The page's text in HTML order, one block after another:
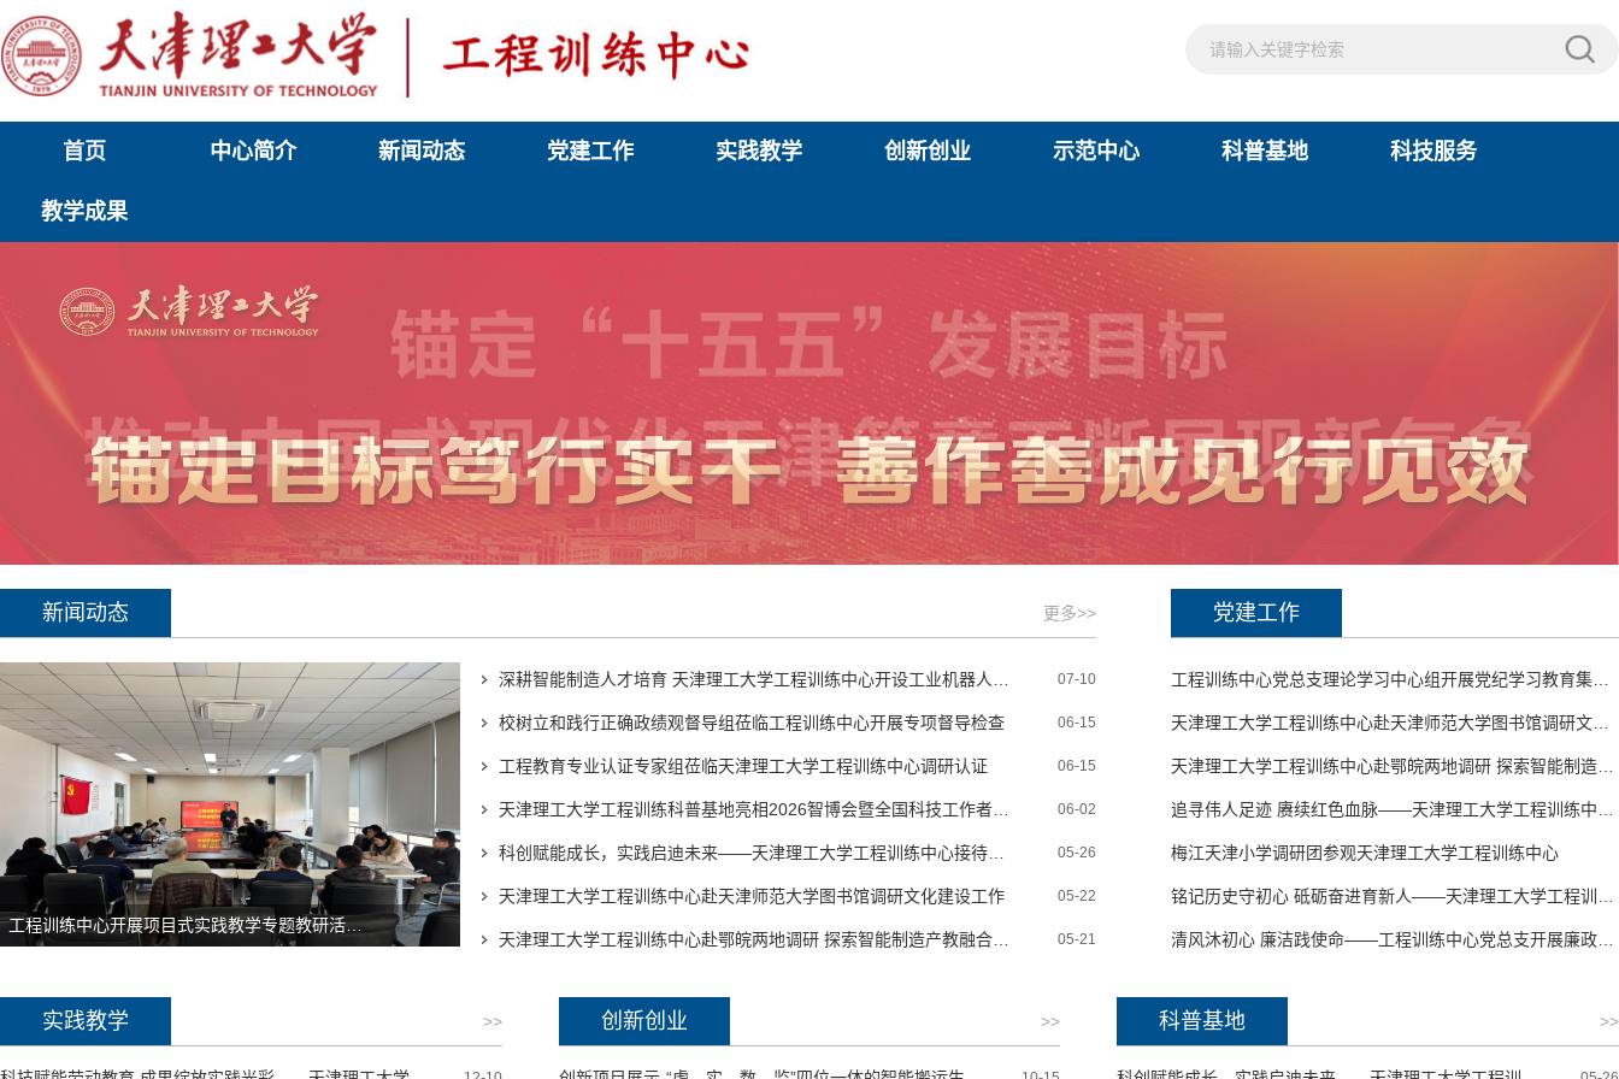
首页 中心简介 新闻动态 党建工作 实践教学 创新创业 示范中心 科普基地 科技服务
教学成果
新闻动态 更多>>
工程训练中心开展项目式实践教学专题教研活动（第二期）
深耕智能制造人才培育 天津理工大学工程训练中心开设工业机器人及智能工厂应用技术高级研修班 07-10
校树立和践行正确政绩观督导组莅临工程训练中心开展专项督导检查 06-15
工程教育专业认证专家组莅临天津理工大学工程训练中心调研认证 06-15
天津理工大学工程训练科普基地亮相2026智博会暨全国科技工作者日科普嘉年华 06-02
科创赋能成长，实践启迪未来——天津理工大学工程训练中心接待塘沽二中师生研学活动 05-26
天津理工大学工程训练中心赴天津师范大学图书馆调研文化建设工作 05-22
天津理工大学工程训练中心赴鄂皖两地调研 探索智能制造产教融合与AI实训新路径 05-21
党建工作
工程训练中心党总支理论学习中心组开展党纪学习教育集中读书学习 学习《中国共产党纪律处分条例》
天津理工大学工程训练中心赴天津师范大学图书馆调研文化建设工作
天津理工大学工程训练中心赴鄂皖两地调研 探索智能制造产教融合与AI实训新路径
追寻伟人足迹 赓续红色血脉——天津理工大学工程训练中心党总支组织党员参观润园红色主题展览
梅江天津小学调研团参观天津理工大学工程训练中心
铭记历史守初心 砥砺奋进育新人——天津理工大学工程训练中心组织教师参观纪念抗日战争胜利80周年文物展
清风沐初心 廉洁践使命——工程训练中心党总支开展廉政主题党日活动
实践教学 >> 创新创业 >> 科普基地 >>